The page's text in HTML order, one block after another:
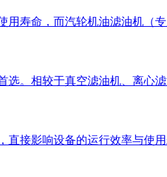
寿命，而汽轮机油滤油机（
。相较于真空滤油机、离心
接影响设备的运行效率与使